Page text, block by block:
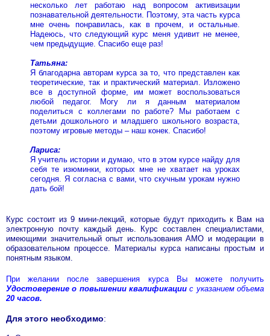
несколько лет работаю над вопросом активизации
познавательной деятельности. Поэтому, эта часть курса
мне очень понравилась, как в прочем, и остальные.
Надеюсь, что следующий курс меня удивит не менее,
чем предыдущие. Спасибо еще раз!
Татьяна:
Я благодарна авторам курса за то, что представлен как
теоретические, так и практический материал. Изложено
все в доступной форме, им может воспользоваться
любой педагог. Могу ли я данным материалом
поделиться с коллегами по работе? Мы работаем с
детьми дошкольного и младшего школьного возраста,
поэтому игровые методы – наш конек. Спасибо!
Лариса:
Я учитель истории и думаю, что в этом курсе найду для
себя те изюминки, которых мне не хватает на уроках
сегодня. Я согласна с вами, что скучным урокам нужно
дать бой!
Курс состоит из 9 мини-лекций, которые будут приходить к Вам на
электронную почту каждый день. Курс составлен специалистами,
имеющими значительный опыт использования АМО и модерации в
образовательном процессе. Материалы курса написаны простым и
понятным языком.
При желании после завершения курса Вы можете получить
Удостоверение о повышении квалификациис указанием объема
20 часов.
Для этого необходимо: